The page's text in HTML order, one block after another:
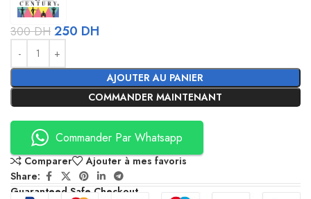
300DH 250 DH
AJOUTER AU PANIER
COMMANDER MAINTENANT
Alternative:
Commander Par Whatsapp
Comparer
Ajouter à mes favoris
Share:
Guaranteed Safe Checkout